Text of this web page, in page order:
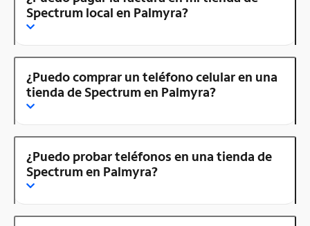
Spectrum local en Palmyra?
¿Puedo comprar un teléfono celular en una
tienda de Spectrum en Palmyra?
¿Puedo probar teléfonos en una tienda de
Spectrum en Palmyra?